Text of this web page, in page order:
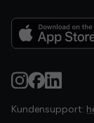
Kundensupport: